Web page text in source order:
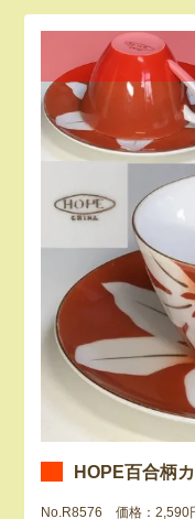
HOPE百合柄
No.R8576 価格：2,590